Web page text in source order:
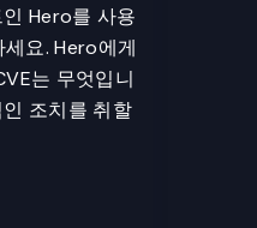
Hero를 사용
요. Hero에게
는 무엇입니
조치를 취할